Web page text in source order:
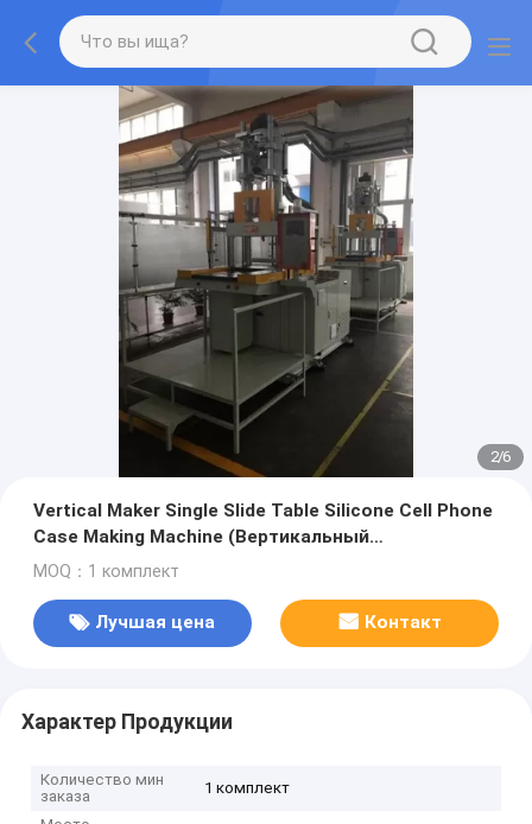
2/6
Vertical Maker Single Slide Table Silicone Cell Phone
Case Making Machine (Вертикальный
производитель) Машина для изготовления
MOQ：1 комплект
Лучшая цена Контакт
Характер Продукции
Количество мин
заказа
1 комплект